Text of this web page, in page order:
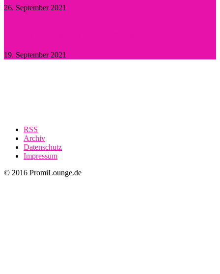
26. September 2021
19. September 2021
RSS
Archiv
Datenschutz
Impressum
© 2016 PromiLounge.de